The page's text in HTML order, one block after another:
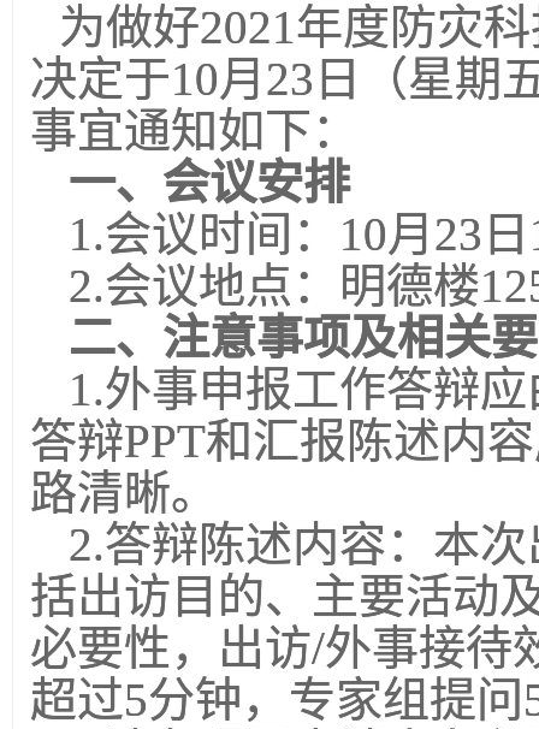
为做好2021年度防灾
决定于10月 23 日（星期
事宜通知如下：
一、会议安排
1.会议时间： 10月 23 日
2.会议地点：明德楼
二、注意事项及相关
1.外事申报工作答辩
答辩PPT和汇报陈述内
路清晰。
2.答辩陈述内容：本次
括出访目的、主要活动
必要性，出访/外事接待
超过5分钟，专家组提问